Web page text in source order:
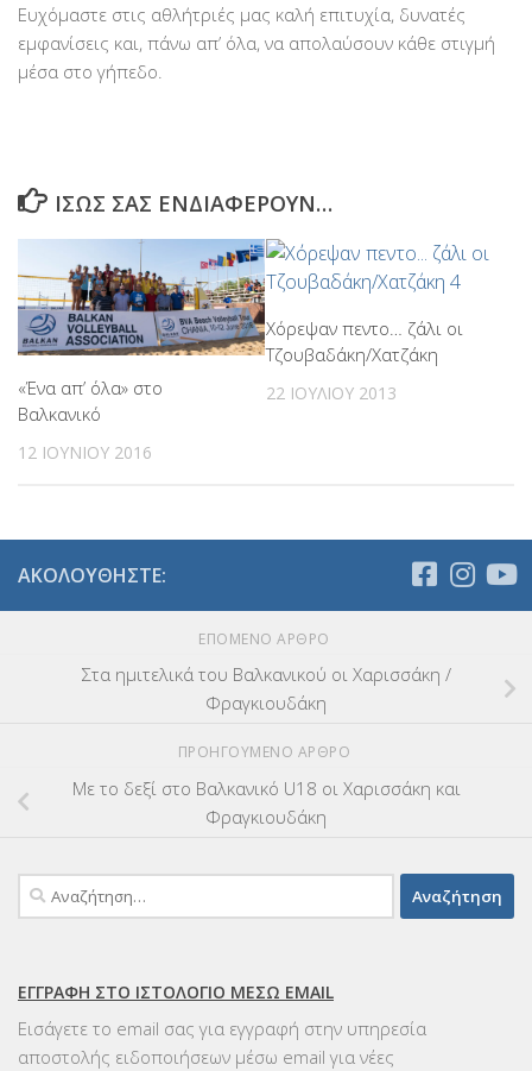
Ευχόμαστε στις αθλήτριές μας καλή επιτυχία, δυνατές
εμφανίσεις και, πάνω απ’ όλα, να απολαύσουν κάθε στιγμή
μέσα στο γήπεδο.
ΊΣΩΣ ΣΑΣ ΕΝΔΙΑΦΈΡΟΥΝ…
«Ένα απ’ όλα» στο
Βαλκανικό
12 ΙΟΥΝΊΟΥ 2016
Χόρεψαν πεντο… ζάλι οι
Τζουβαδάκη/Χατζάκη
22 ΙΟΥΛΊΟΥ 2013
ΑΚΟΛΟΥΘΉΣΤΕ:
ΕΠΌΜΕΝΟ ΆΡΘΡΟ
Στα ημιτελικά του Βαλκανικού οι Χαρισσάκη /
Φραγκιουδάκη
ΠΡΟΗΓΟΎΜΕΝΟ ΆΡΘΡΟ
Με το δεξί στο Βαλκανικό U18 οι Χαρισσάκη και
Φραγκιουδάκη
Αναζήτηση
για:
ΕΓΓΡΑΦΉ ΣΤΟ ΙΣΤΟΛΌΓΙΟ ΜΈΣΩ EMAIL
Εισάγετε το email σας για εγγραφή στην υπηρεσία
αποστολής ειδοποιήσεων μέσω email για νέες